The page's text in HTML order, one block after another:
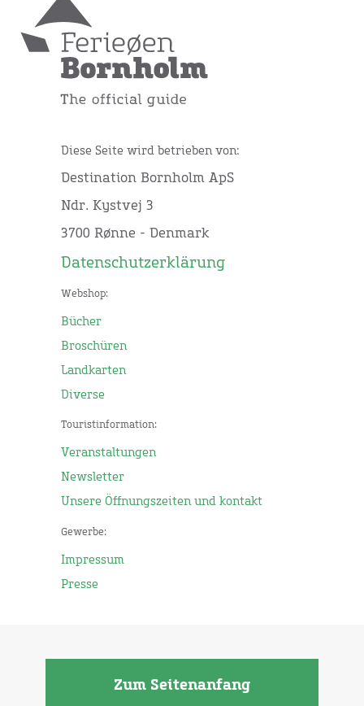
Diese Seite wird betrieben von:
Destination Bornholm ApS
Ndr. Kystvej 3
3700 Rønne - Denmark
Datenschutzerklärung
Webshop:
Bücher
Broschüren
Landkarten
Diverse
Touristinformation:
Veranstaltungen
Newsletter
Unsere Öffnungszeiten und kontakt
Gewerbe:
Impressum
Presse
Zum Seitenanfang